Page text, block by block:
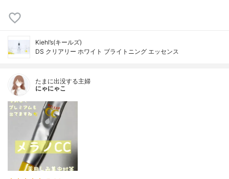
Kiehl’s(キールズ)
DS クリアリー ホワイト ブライトニング エッセンス
たまに出没する主婦
にゃにゃこ